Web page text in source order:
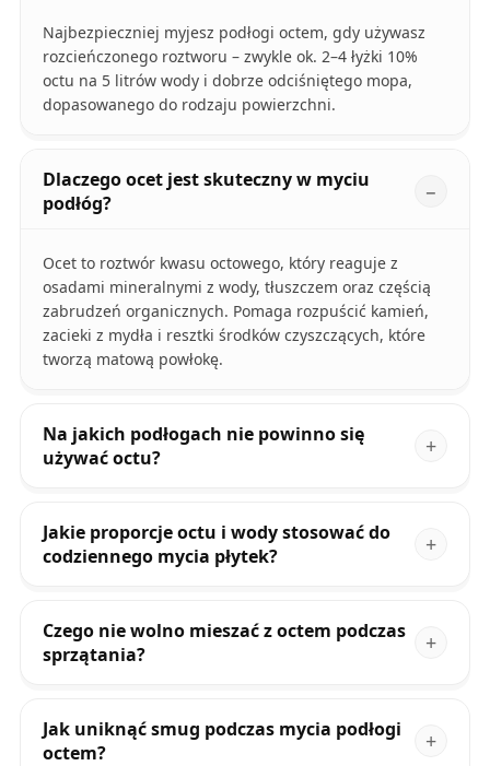
Najbezpieczniej myjesz podłogi octem, gdy używasz
rozcieńczonego roztworu – zwykle ok. 2–4 łyżki 10%
octu na 5 litrów wody i dobrze odciśniętego mopa,
dopasowanego do rodzaju powierzchni.
Dlaczego ocet jest skuteczny w myciu
podłóg?
Ocet to roztwór kwasu octowego, który reaguje z
osadami mineralnymi z wody, tłuszczem oraz częścią
zabrudzeń organicznych. Pomaga rozpuścić kamień,
zacieki z mydła i resztki środków czyszczących, które
tworzą matową powłokę.
Na jakich podłogach nie powinno się
używać octu?
Jakie proporcje octu i wody stosować do
codziennego mycia płytek?
Czego nie wolno mieszać z octem podczas
sprzątania?
Jak uniknąć smug podczas mycia podłogi
octem?